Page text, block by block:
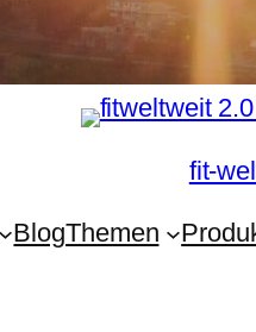
fit-
BlogThemen